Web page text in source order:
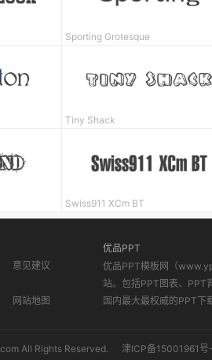
Sporting Grotesque
Tiny Shack
Swiss911 XCm BT
意见建议
网站地图
优品PPT
优品PPT模板网（
站。包括PPT图表、PPT
国内最大最权威的PPT下
All Rights Reserved. 津ICP备15001961号